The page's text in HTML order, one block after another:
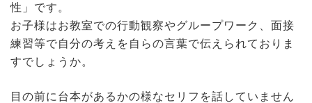
性」です。
お子様はお教室での行動観察やグループワーク、面接
練習等で自分の考えを自らの言葉で伝えられておりま
すでしょうか。
目の前に台本があるかの様なセリフを話していません